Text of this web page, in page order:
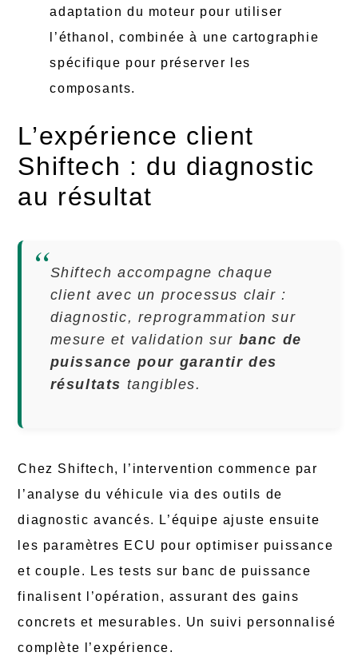
adaptation du moteur pour utiliser
l’éthanol, combinée à une cartographie
spécifique pour préserver les
composants.
L’expérience client
Shiftech : du diagnostic
au résultat
Shiftech accompagne chaque
client avec un processus clair :
diagnostic, reprogrammation sur
mesure et validation sur banc de
puissance pour garantir des
résultats tangibles.
Chez Shiftech, l’intervention commence par
l’analyse du véhicule via des outils de
diagnostic avancés. L’équipe ajuste ensuite
les paramètres ECU pour optimiser puissance
et couple. Les tests sur banc de puissance
finalisent l’opération, assurant des gains
concrets et mesurables. Un suivi personnalisé
complète l’expérience.